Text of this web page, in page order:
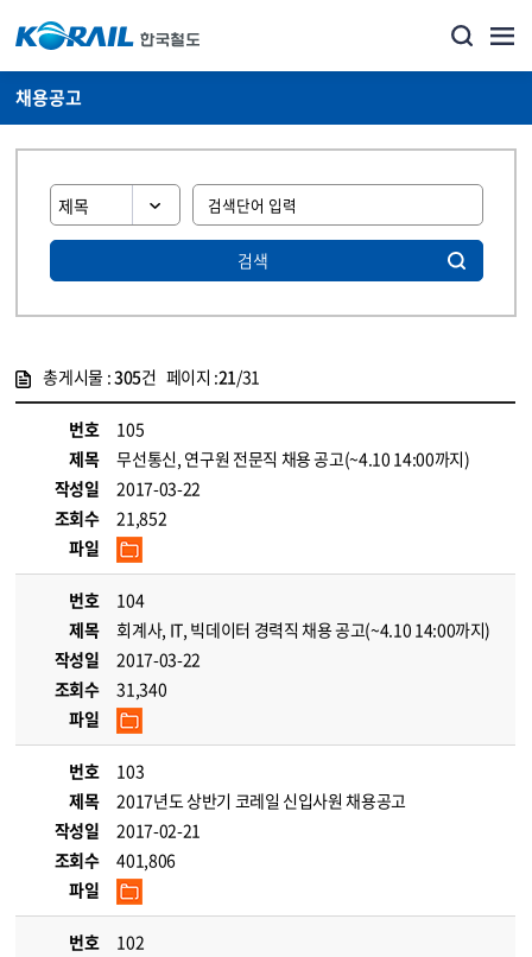
채용공고
검색
총게시물 :305건 페이지 :21/31
번호
105
제목
무선통신, 연구원 전문직 채용 공고(~4.10 14:00까지)
작성일
2017-03-22
조회수
21,852
파일
번호
104
제목
회계사, IT, 빅데이터 경력직 채용 공고(~4.10 14:00까지)
작성일
2017-03-22
조회수
31,340
파일
번호
103
제목
2017년도 상반기 코레일 신입사원 채용공고
작성일
2017-02-21
조회수
401,806
파일
번호
102